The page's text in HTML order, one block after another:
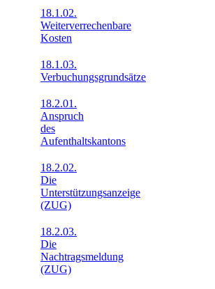
18.1.02.
Weiterverrechenbare
Kosten
18.1.03.
Verbuchungsgrundsätze
18.2.01.
Anspruch
des
Aufenthaltskantons
18.2.02.
Die
Unterstützungsanzeige
(ZUG)
18.2.03.
Die
Nachtragsmeldung
(ZUG)